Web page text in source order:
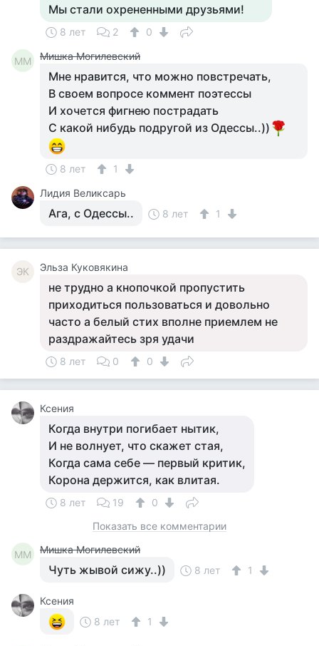
Мы стали охрененными друзьями!
8 лет 2 0
ММ Мишка Могилевский
Мне нравится, что можно повстречать,
В своем вопросе коммент поэтессы
И хочется фигнею пострадать
С какой нибудь подругой из Одессы..))
8 лет
1
Лидия Великсарь
Ага, с Одессы.. 8 лет 1
ЭК Эльза Куковякина
не трудно а кнопочкой пропустить
приходиться пользоваться и довольно
часто а белый стих вполне приемлем не
раздражайтесь зря удачи
8 лет 0 0
Ксения
Когда внутри погибает нытик,
И не волнует, что скажет стая,
Когда сама себе — первый критик,
Корона держится, как влитая.
8 лет 19
0
Показать все комментарии
ММ Мишка Могилевский
Чуть жывой сижу..)) 8 лет 1
Ксения
8 лет
1